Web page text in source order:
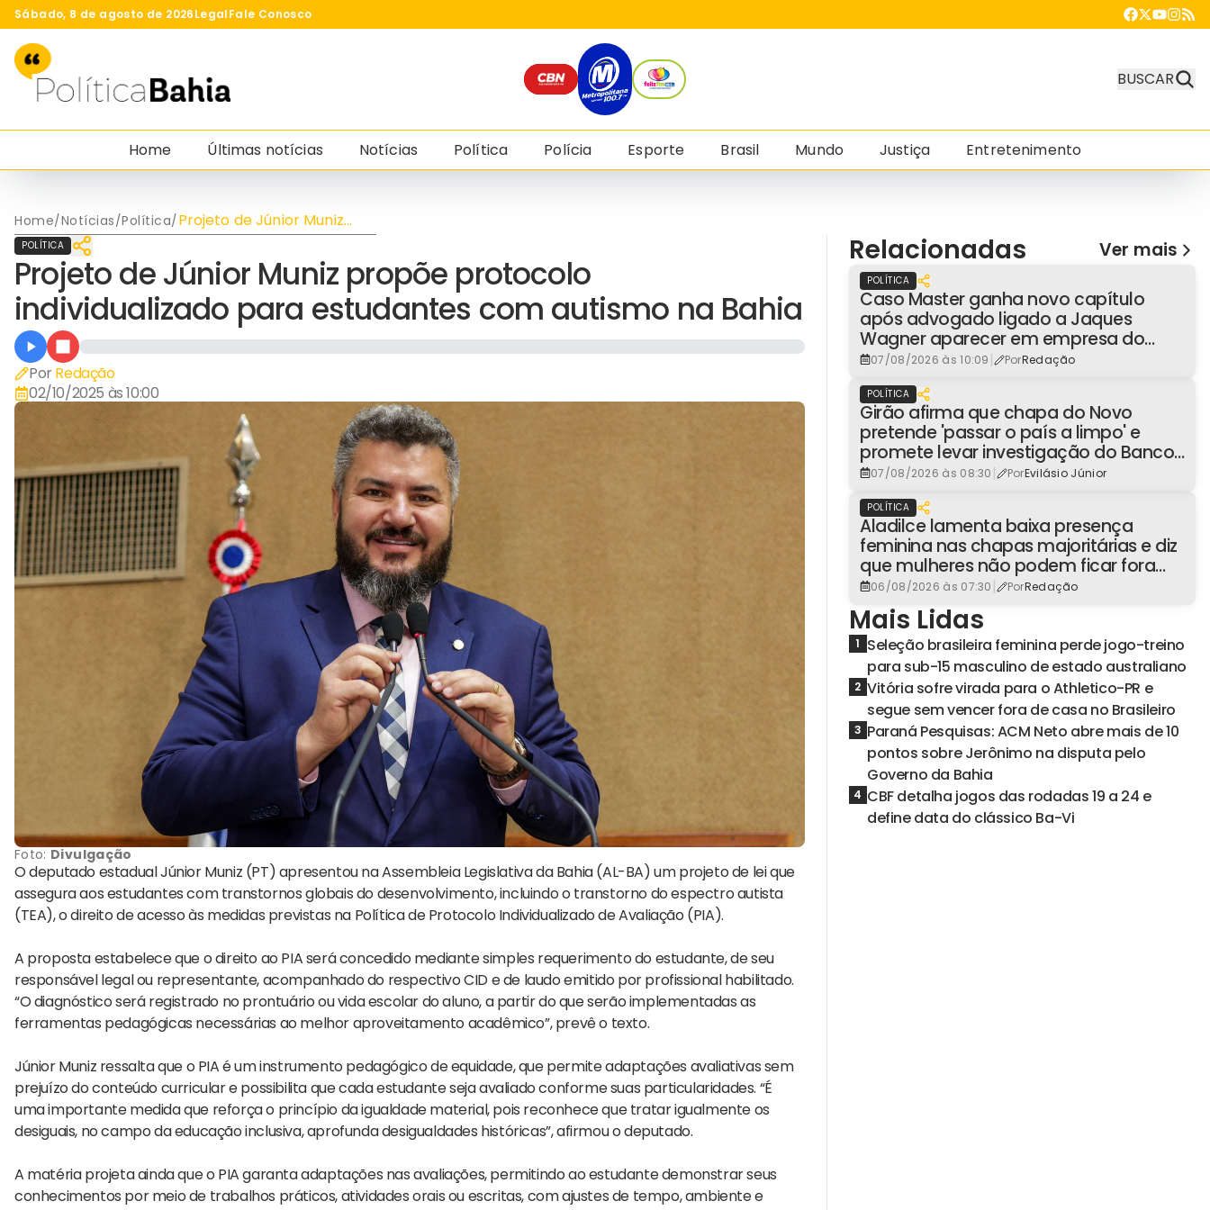
Sábado, 8 de agosto de 2026LegalFale Conosco
BUSCAR
Home Últimas notícias Notícias Política Polícia Esporte Brasil Mundo Justiça Entretenimento
Home/Notícias/Política/Projeto de Júnior Muniz
propõe protocolo
estudantes com autismo
na Bahia
POLÍTICA
Projeto de Júnior Muniz propõe protocolo
individualizado para estudantes com autismo na Bahia
Por Redação
02/10/2025 às 10:00
Foto: Divulgação
O deputado estadual Júnior Muniz (PT) apresentou na Assembleia Legislativa da Bahia (AL-BA) um projeto de lei que
assegura aos estudantes com transtornos globais do desenvolvimento, incluindo o transtorno do espectro autista
(TEA), o direito de acesso às medidas previstas na Política de Protocolo Individualizado de Avaliação (PIA).
A proposta estabelece que o direito ao PIA será concedido mediante simples requerimento do estudante, de seu
responsável legal ou representante, acompanhado do respectivo CID e de laudo emitido por profissional habilitado.
“O diagnóstico será registrado no prontuário ou vida escolar do aluno, a partir do que serão implementadas as
ferramentas pedagógicas necessárias ao melhor aproveitamento acadêmico”, prevê o texto.
Júnior Muniz ressalta que o PIA é um instrumento pedagógico de equidade, que permite adaptações avaliativas sem
prejuízo do conteúdo curricular e possibilita que cada estudante seja avaliado conforme suas particularidades. “É
uma importante medida que reforça o princípio da igualdade material, pois reconhece que tratar igualmente os
desiguais, no campo da educação inclusiva, aprofunda desigualdades históricas”, afirmou o deputado.
A matéria projeta ainda que o PIA garanta adaptações nas avaliações, permitindo ao estudante demonstrar seus
conhecimentos por meio de trabalhos práticos, atividades orais ou escritas, com ajustes de tempo, ambiente e
Relacionadas Ver mais
POLÍTICA
Caso Master ganha novo capítulo
após advogado ligado a Jaques
Wagner aparecer em empresa do
consignado
07/08/2026 às 10:09 | PorRedação
POLÍTICA
Girão afirma que chapa do Novo
pretende 'passar o país a limpo' e
promete levar investigação do Banco
Master à Presidência
07/08/2026 às 08:30 | PorEvilásio Júnior
POLÍTICA
Aladilce lamenta baixa presença
feminina nas chapas majoritárias e diz
que mulheres não podem ficar fora
dos espaços de poder
06/08/2026 às 07:30 | PorRedação
Mais Lidas
1 Seleção brasileira feminina perde jogo-treino
para sub-15 masculino de estado australiano
2 Vitória sofre virada para o Athletico-PR e
segue sem vencer fora de casa no Brasileiro
3 Paraná Pesquisas: ACM Neto abre mais de 10
pontos sobre Jerônimo na disputa pelo
Governo da Bahia
4 CBF detalha jogos das rodadas 19 a 24 e
define data do clássico Ba-Vi